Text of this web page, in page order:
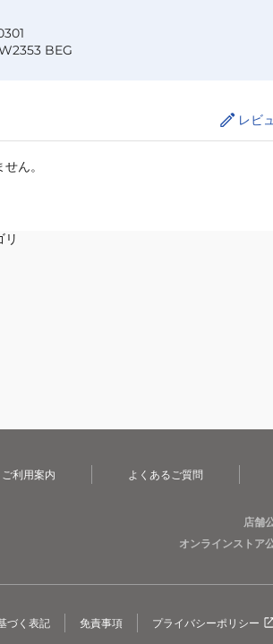
BEG
レビ
ん。
リ
ご利用案内 よくあるご質問
店舗
オンラインストア
づく表記 免責事項 プライバシーポリシー